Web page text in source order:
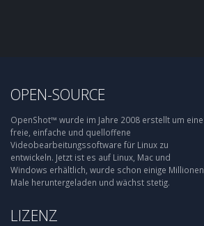
OPEN-SOURCE
OpenShot™ wurde im Jahre 2008 erstellt um eine
freie, einfache und quelloffene
Videobearbeitungssoftware für Linux zu
entwickeln. Jetzt ist es auf Linux, Mac und
Windows erhältlich, wurde schon einige Millionen
Male heruntergeladen und wächst stetig.
LIZENZ